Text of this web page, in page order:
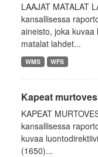
LAAJAT MATALAT
kansallisessa
aineisto, joka
matalat lahdet...
WMS WFS
Kapeat
KAPEAT
kansallisessa
kuvaa
(1650)...